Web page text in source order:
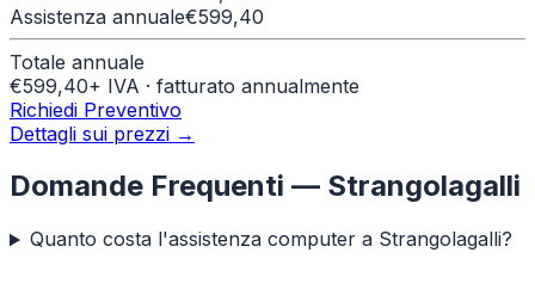
Assistenza annuale€599,40
Totale annuale
€599,40+ IVA · fatturato annualmente
Richiedi Preventivo
Dettagli sui prezzi →
Domande Frequenti — Strangolagalli
Quanto costa l'assistenza computer a Strangolagalli?